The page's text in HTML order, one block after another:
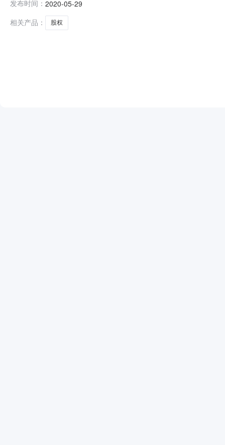
1.18%股权转让方名称上海初扬资产管理有限公司企业
股)统一社会信用代码或注册号91320500
发布时间： 2020-05-29
相关产品：
股权